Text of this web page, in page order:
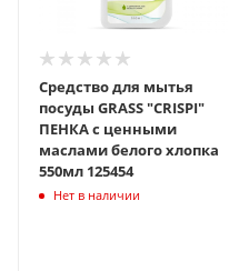
Средство для мытья
посуды GRASS "CRISPI"
ПЕНКА с ценными
маслами белого хлопка
550мл 125454
Нет в наличии